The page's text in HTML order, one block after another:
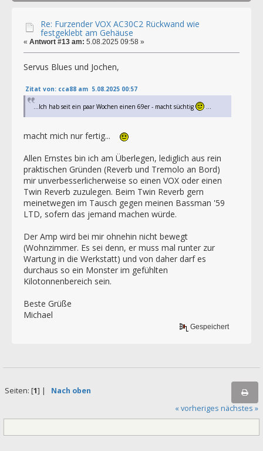
Re: Furzender VOX AC30C2 Rückwand wie
festgeklebt am Gehäuse
« Antwort #13 am: 5.08.2025 09:58 »
Servus Blues und Jochen,
Zitat von: cca88 am 5.08.2025 00:57
...Ich hab seit ein paar Wochen einen 69er - macht süchtig
macht mich nur fertig...
Allen Ernstes bin ich am Überlegen, lediglich aus rein
praktischen Gründen (Reverb und Tremolo an Bord)
mir unverbesserlicherweise so einen VOX oder einen
Twin Reverb zuzulegen. Beim Twin Reverb gern
meinetwegen im Tausch gegen meinen Bassman '59
LTD, sofern das jemand machen würde.
Der Amp wird bei mir ohnehin nicht bewegt
(Wohnzimmer. Es sei denn, er muss mal runter zur
Wartung in die Werkstatt) und von daher darf es
durchaus so ein Monster im gefühlten
Kilotonnenbereich sein.
Beste Grüße
Michael
Gespeichert
Seiten: [1] | Nach oben
« vorheriges nächstes »